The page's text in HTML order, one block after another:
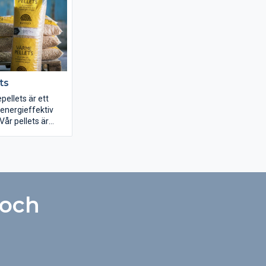
i färgerna vit,
eller
i vit, snövit, svart
är ett
pellets är